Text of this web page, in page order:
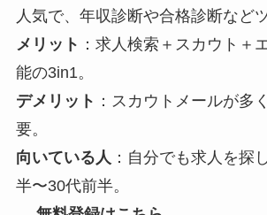
人気で、年収診断や合格診断など
メリット ：求人検索＋スカウト＋
能の3in1。
デメリット ：スカウトメールが多
要。
向いている人 ：自分でも求人を探
半〜30代前半。